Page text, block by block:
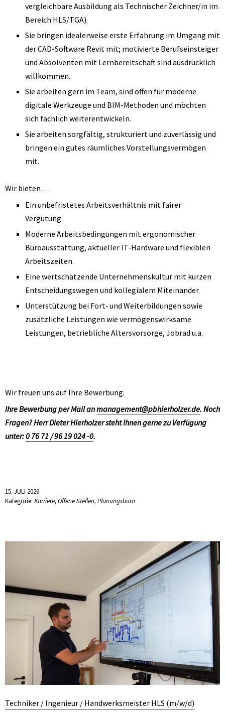
vergleichbare Ausbildung als Technischer Zeichner/in im
Bereich HLS/TGA).
Sie bringen idealerweise erste Erfahrung im Umgang mit
der CAD-Software Revit mit; motivierte Berufseinsteiger
und Absolventen mit Lernbereitschaft sind ausdrücklich
willkommen.
Sie arbeiten gern im Team, sind offen für moderne
digitale Werkzeuge und BIM-Methoden und möchten
sich fachlich weiterentwickeln.
Sie arbeiten sorgfältig, strukturiert und zuverlässig und
bringen ein gutes räumliches Vorstellungsvermögen
mit.
Wir bieten …
Ein unbefristetes Arbeitsverhältnis mit fairer
Vergütung.
Moderne Arbeitsbedingungen mit ergonomischer
Büroausstattung, aktueller IT‑Hardware und flexiblen
Arbeitszeiten.
Eine wertschätzende Unternehmenskultur mit kurzen
Entscheidungswegen und kollegialem Miteinander.
Unterstützung bei Fort‑ und Weiterbildungen sowie
zusätzliche Leistungen wie vermögenswirksame
Leistungen, betriebliche Altersvorsorge, Jobrad u.a.
Wir freuen uns auf Ihre Bewerbung.
Ihre Bewerbung per Mail anmanagement@pbhierholzer.de. Noch
Fragen? Herr Dieter Hierholzer steht Ihnen gerne zu Verfügung
unter:0 76 71 / 96 19 024 -0.
15. JULI 2026
Kategorie: Karriere, Offene Stellen, Planungsbüro
Techniker / Ingenieur / Handwerksmeister HLS (m/w/d)